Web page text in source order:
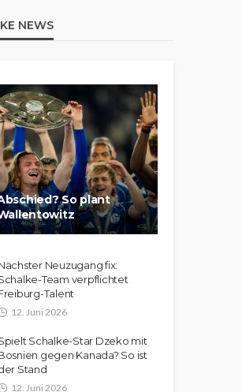
NEWS
So plant
Neuzugang fix:
Team verpflichtet
Talent
12. Juni 2026
Schalke-Star Dzeko mit
gegen Kanada? So ist
Stand
12. Juni 2026